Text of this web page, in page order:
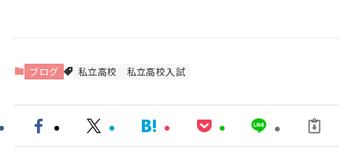
ブログ 私立高校 私立高校入試